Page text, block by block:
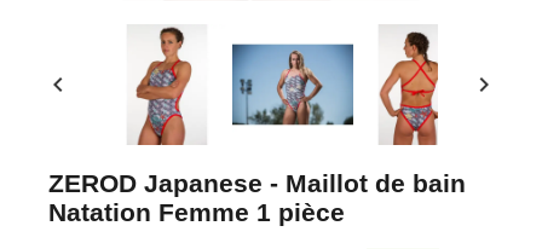
chevron_left chevron_right
ZEROD Japanese - Maillot de bain
Natation Femme 1 pièce